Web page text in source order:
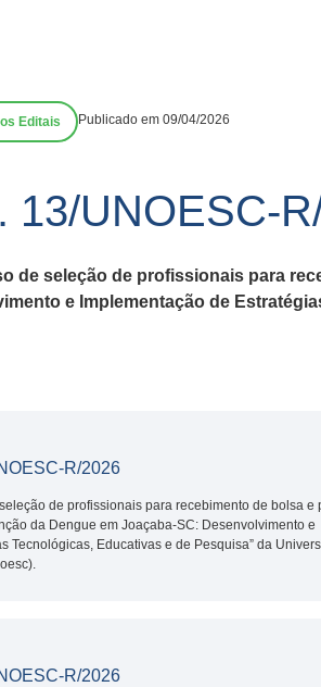
Editais Publicado em 09/04/2026
13/UNOESC-
de seleção de profissionais para
e Implementação de
R/2026
de profissionais para recebimento de bolsa e
da Dengue em Joaçaba-SC: Desenvolvimento e
Tecnológicas, Educativas e de Pesquisa” da
R/2026